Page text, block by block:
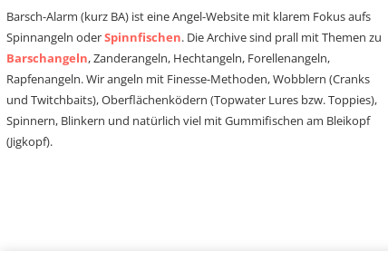
Barsch-Alarm (kurz BA) ist eine Angel-Website mit klarem Fokus aufs
Spinnangeln oderSpinnfischen. Die Archive sind prall mit Themen zu
Barschangeln, Zanderangeln, Hechtangeln, Forellenangeln,
Rapfenangeln. Wir angeln mit Finesse-Methoden, Wobblern (Cranks
und Twitchbaits), Oberflächenködern (Topwater Lures bzw. Toppies),
Spinnern, Blinkern und natürlich viel mit Gummifischen am Bleikopf
(Jigkopf).